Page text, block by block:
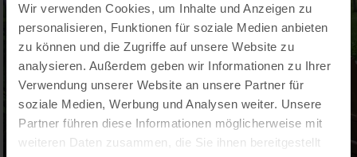
Wir verwenden Cookies, um Inhalte und Anzeigen zu
personalisieren, Funktionen für soziale Medien anbieten
zu können und die Zugriffe auf unsere Website zu
analysieren. Außerdem geben wir Informationen zu Ihrer
Verwendung unserer Website an unsere Partner für
soziale Medien, Werbung und Analysen weiter. Unsere
Partner führen diese Informationen möglicherweise mit
weiteren Daten zusammen, die Sie ihnen bereitgestellt